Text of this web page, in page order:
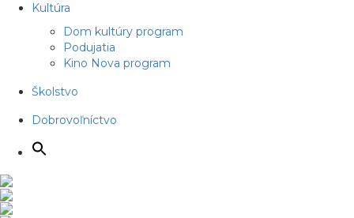
Kultúra
Dom kultúry program
Podujatia
Kino Nova program
Školstvo
Dobrovoľníctvo